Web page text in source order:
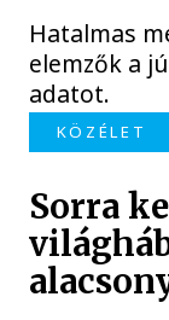
Hatalmas
elemzők a
adatot.
KÖZÉLET
Sorra